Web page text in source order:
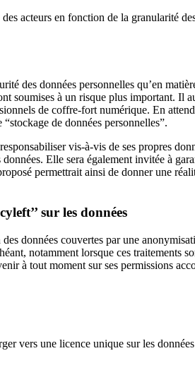
acteurs en fonction de la granularité
des données personnelles qu’en
soumises à un risque plus important. Il
de coffre-fort numérique. En
de données personnelles”.
vis-à-vis de ses propres
Elle sera également invitée à
permettrait ainsi de donner une
sur les données
données couvertes par une
notamment lorsque ces traitements
à tout moment sur ses permissions
vers une licence unique sur les